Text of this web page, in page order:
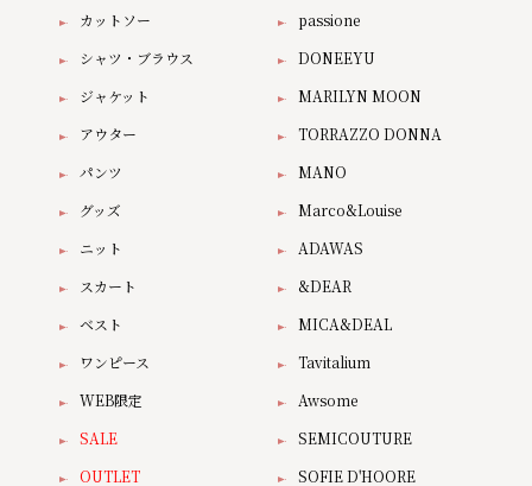
カットソー
シャツ・ブラウス
ジャケット
アウター
パンツ
グッズ
ニット
スカート
ベスト
ワンピース
WEB限定
SALE
OUTLET
passione
DONEEYU
MARILYN MOON
TORRAZZO DONNA
MANO
Marco&Louise
ADAWAS
&DEAR
MICA&DEAL
Tavitalium
Awsome
SEMICOUTURE
SOFIE D'HOORE